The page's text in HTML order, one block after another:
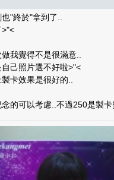
"終於"拿到了..
>"<
我覺得不是很滿意..
己照片選不好啦>"<
卡效果是很好的..
的可以考慮..不過250是製